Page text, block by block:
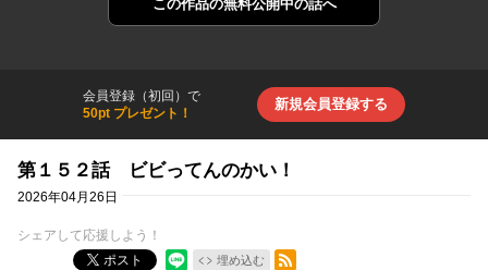
この作品の無料公開中の話へ
会員登録（初回）で
50pt プレゼント！
新規会員登録する
第１５２話 ビビってんのかい！
2026年04月26日
シェアして応援しよう！
ポスト
埋め込む
RSSフィード